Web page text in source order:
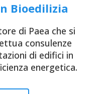
Bioedilizia
di Paea che si
consulenze
di edifici in
energetica.